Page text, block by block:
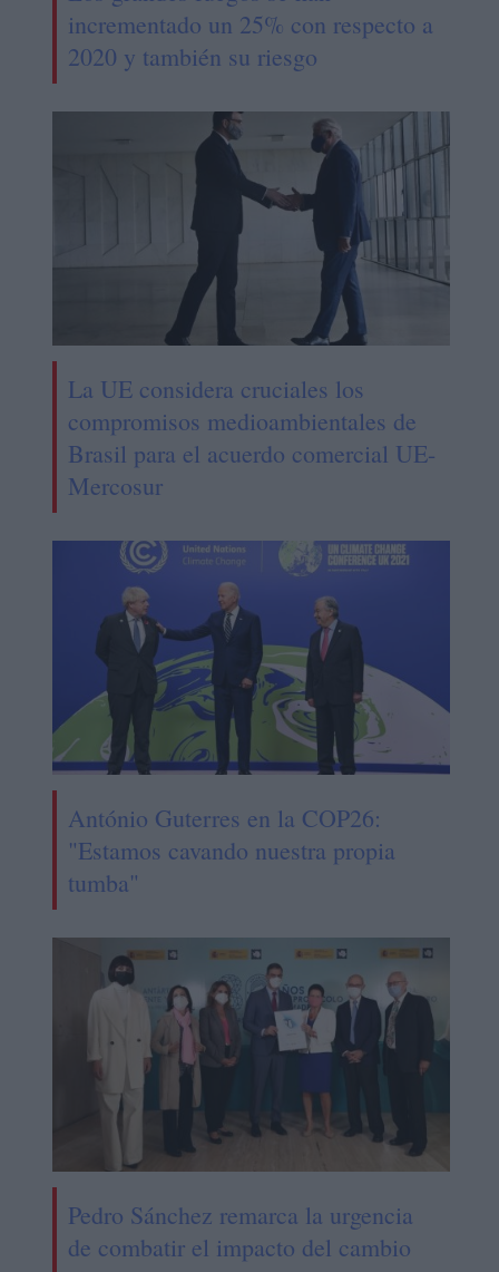
incrementado un 25% con respecto a
2020 y también su riesgo
La UE considera cruciales los
compromisos medioambientales de
Brasil para el acuerdo comercial UE-
Mercosur
António Guterres en la COP26:
"Estamos cavando nuestra propia
tumba"
Pedro Sánchez remarca la urgencia
de combatir el impacto del cambio